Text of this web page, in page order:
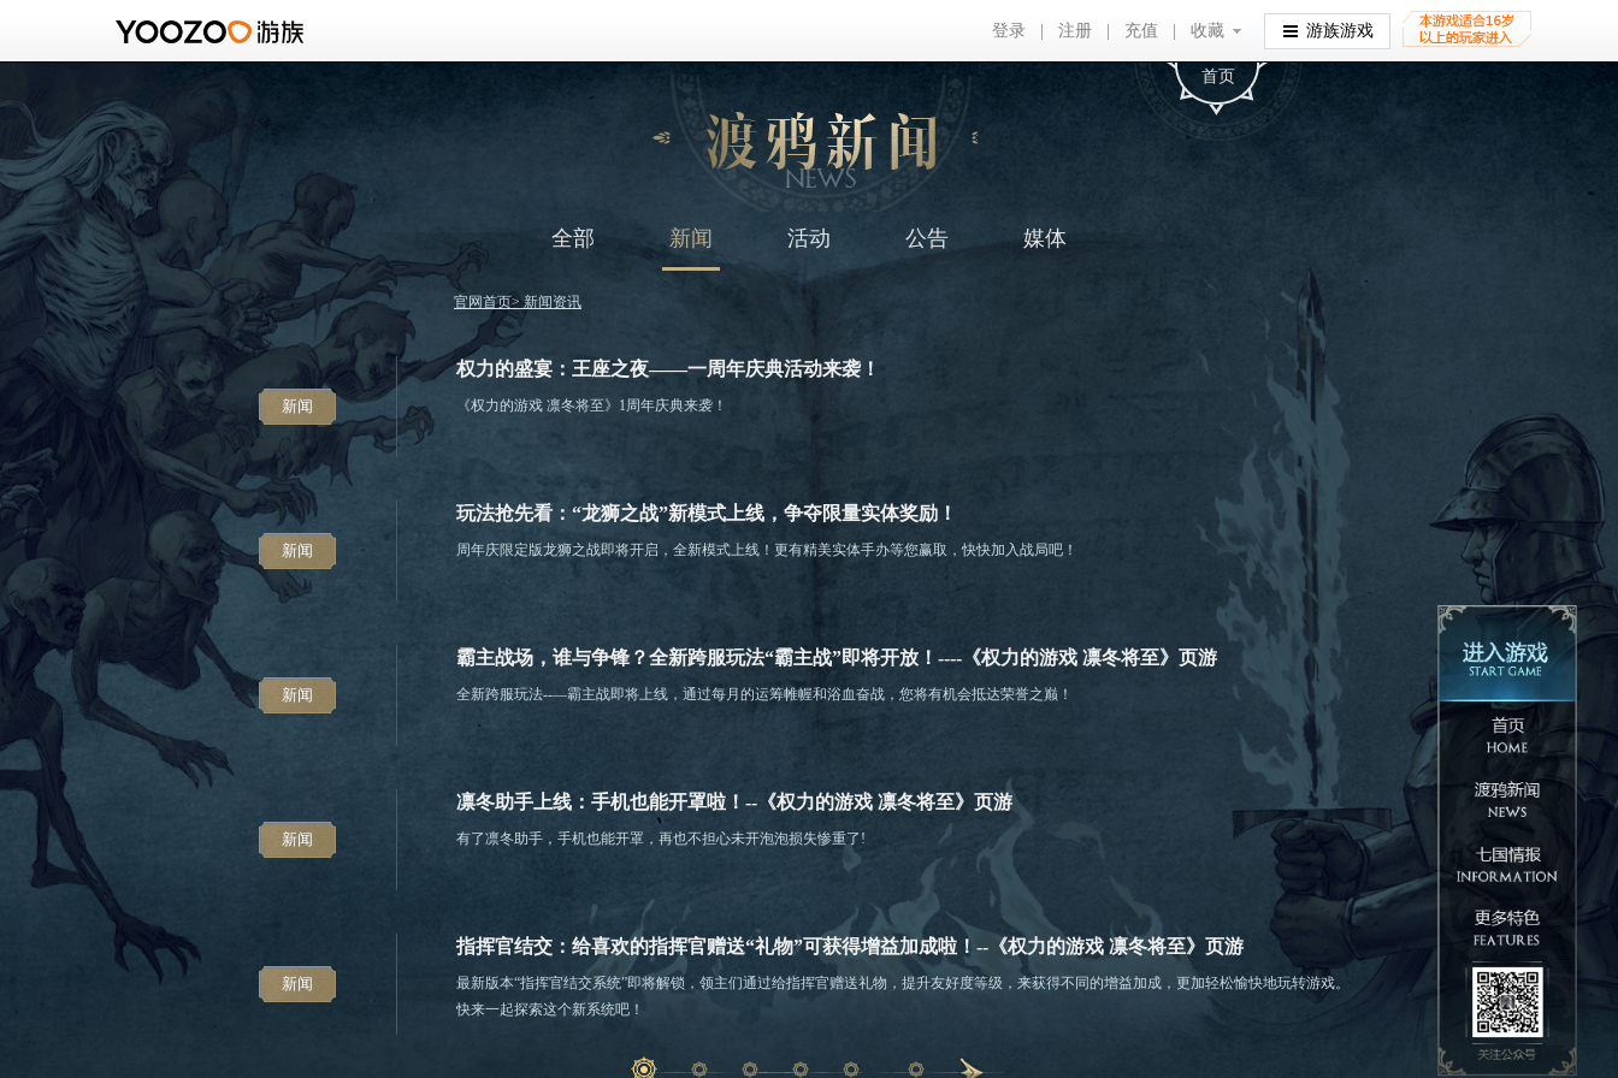
登录 注册 充值 收藏
收藏 游族游戏
首页
全部 新闻 活动 公告 媒体
官网首页>新闻资讯
新闻
权力的盛宴：王座之夜——一周年庆典活动来袭！
《权力的游戏 凛冬将至》1周年庆典来袭！
新闻
玩法抢先看：“龙狮之战”新模式上线，争夺限量实体奖励！
周年庆限定版龙狮之战即将开启，全新模式上线！更有精美实体手办等您赢取，快快加入战局吧！
新闻
霸主战场，谁与争锋？全新跨服玩法“霸主战”即将开放！----《权力的游戏 凛冬将至》页游
全新跨服玩法--—霸主战即将上线，通过每月的运筹帷幄和浴血奋战，您将有机会抵达荣誉之巅！
新闻
凛冬助手上线：手机也能开罩啦！--《权力的游戏 凛冬将至》页游
有了凛冬助手，手机也能开罩，再也不担心未开泡泡损失惨重了!
新闻
指挥官结交：给喜欢的指挥官赠送“礼物”可获得增益加成啦！--《权力的游戏 凛冬将至》页游
最新版本“指挥官结交系统”即将解锁，领主们通过给指挥官赠送礼物，提升友好度等级，来获得不同的增益加成，更加轻松愉快地玩转游戏。
快来一起探索这个新系统吧！